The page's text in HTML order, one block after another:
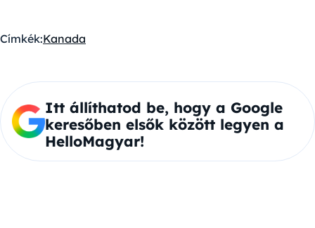
Címkék:Kanada
Itt állíthatod be, hogy a Google
keresőben elsők között legyen a
HelloMagyar!